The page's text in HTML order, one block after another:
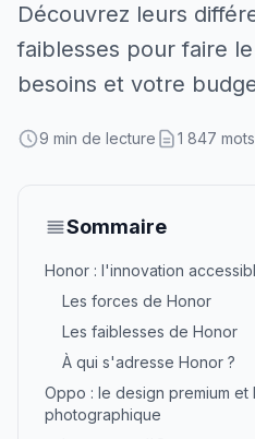
Découvrez leurs
faiblesses pour faire
besoins et votre
9 min de lecture 1 847 mots
Sommaire
Honor : l'innovation
Les forces de Honor
Les faiblesses de Honor
À qui s'adresse Honor ?
Oppo : le design premium
photographique